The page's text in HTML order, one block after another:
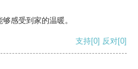
感受到家的温暖。
支持[0] 反对[0]